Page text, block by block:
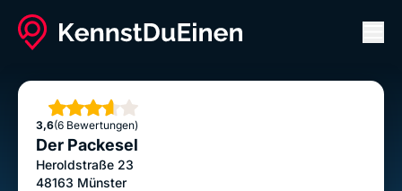
Der Packesel
3,6
Sterne
(6 Bewertungen)
Der Packesel
Heroldstraße 23
48163 Münster